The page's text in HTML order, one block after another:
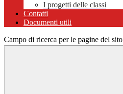
I progetti delle classi
Contatti
Documenti utili
Campo di ricerca per le pagine del sito